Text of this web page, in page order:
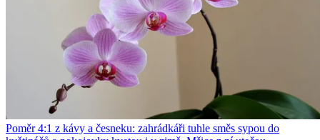
Poměr 4:1 z kávy a česneku: zahrádkáři tuhle směs sypou do